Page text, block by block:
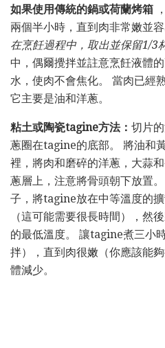
如果使用傳統的鍋或荷蘭烤箱
兩個半小時，直到肉非常嫩並
在烹飪過程中，取出並保留1/3
中，偶爾攪拌並註意烹飪液體
水，使肉不會焦化。 當肉已經
它主要是油和洋蔥。
粘土或陶瓷tagine方法： 切片
蔥圈在tagine的底部。 將油和
裡，將肉和磨碎的洋蔥，大蒜
蔥層上，注意將骨頭朝下放置
子，將tagine放在中等溫度的
（這可能需要很長時間），然
的最低溫度。 讓tagine煮三小
拌），直到肉很嫩（你應該能
體減少。